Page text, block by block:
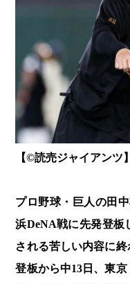
【©︎読売ジャイアンツ】
プロ野球・巨人の田
浜DeNA戦に先発登板
される苦しい内容に
登板から中13日、東